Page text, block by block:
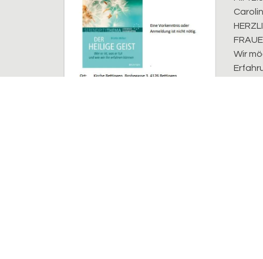
Wir